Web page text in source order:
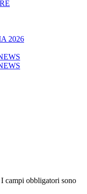
2026
I campi obbligatori sono